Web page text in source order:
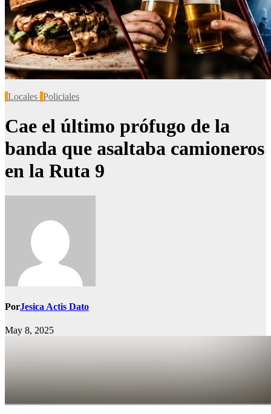
Locales Policiales
Cae el último prófugo de la
banda que asaltaba camioneros
en la Ruta 9
PorJesica Actis Dato
May 8, 2025